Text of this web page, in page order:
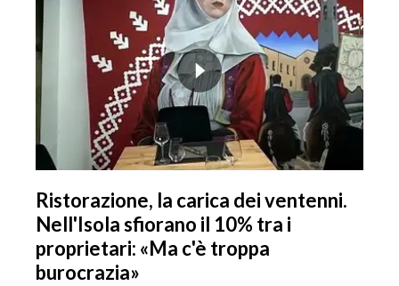
Ristorazione, la carica dei ventenni.
Nell'Isola sfiorano il 10% tra i
proprietari: «Ma c'è troppa
burocrazia»